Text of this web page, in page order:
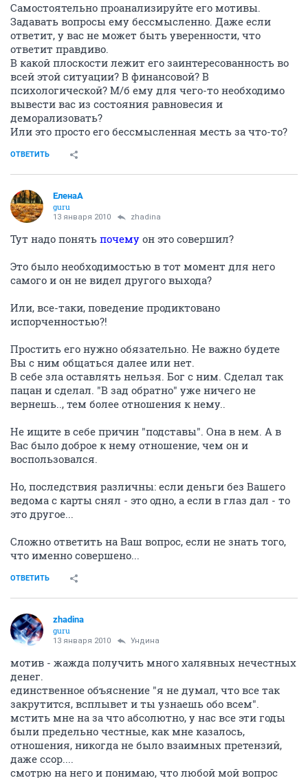
Самостоятельно проанализируйте его мотивы.
Задавать вопросы ему бессмысленно. Даже если
ответит, у вас не может быть уверенности, что
ответит правдиво.
В какой плоскости лежит его заинтересованность во
всей этой ситуации? В финансовой? В
психологической? М/б ему для чего-то необходимо
вывести вас из состояния равновесия и
деморализовать?
Или это просто его бессмысленная месть за что-то?
ОТВЕТИТЬ
ЕленаА
guru
13 января 2010 zhadina
Тут надо понять почему он это совершил?
Это было необходимостью в тот момент для него
самого и он не видел другого выхода?
Или, все-таки, поведение продиктовано
испорченностью?!
Простить его нужно обязательно. Не важно будете
Вы с ним общаться далее или нет.
В себе зла оставлять нельзя. Бог с ним. Сделал так
пацан и сделал. "В зад обратно" уже ничего не
вернешь.., тем более отношения к нему..
Не ищите в себе причин "подставы". Она в нем. А в
Вас было доброе к нему отношение, чем он и
воспользовался.
Но, последствия различны: если деньги без Вашего
ведома с карты снял - это одно, а если в глаз дал - то
это другое...
Сложно ответить на Ваш вопрос, если не знать того,
что именно совершено...
ОТВЕТИТЬ
zhadina
guru
13 января 2010 Ундина
мотив - жажда получить много халявных нечестных
денег.
единственное объяснение "я не думал, что все так
закрутится, всплывет и ты узнаешь обо всем".
мстить мне на за что абсолютно, у нас все эти годы
были предельно честные, как мне казалось,
отношения, никогда не было взаимных претензий,
даже ссор....
смотрю на него и понимаю, что любой мой вопрос